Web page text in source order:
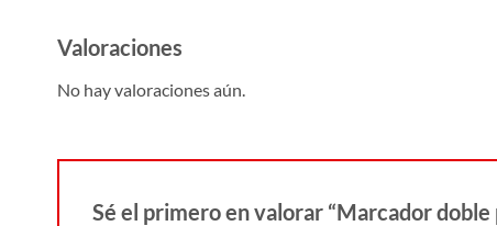
Valoraciones
No hay valoraciones aún.
Sé el primero en valorar “Marcador